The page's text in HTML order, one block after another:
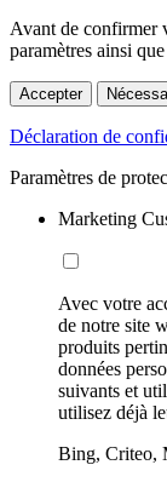
Avant de confirmer
paramètres ainsi
Accepter
Déclaration de
Paramètres de
Marketing
Avec votre
de notre site
produits
données
suivants et
utilisez déjà
Bing, Criteo,